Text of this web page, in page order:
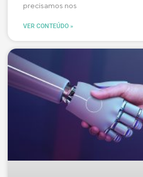
precisamos nos
VER CONTEÚDO »